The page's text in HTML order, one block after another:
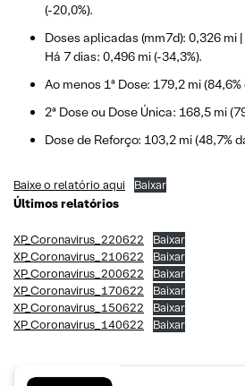
(-20,0%).
Doses aplicadas (mm7d): 0,326 mi
Há 7 dias: 0,496 mi (-34,3%).
Ao menos 1ª Dose: 179,2 mi
2ª Dose ou Dose Única: 168,5 mi
Dose de Reforço: 103,2 mi (48,7%
Baixe o relatório aqui Baixar
Últimos relatórios
XP_Coronavirus_220622
Baixar
XP_Coronavirus_210622
Baixar
XP_Coronavirus_200622
Baixar
XP_Coronavirus_170622
Baixar
XP_Coronavirus_150622
Baixar
XP_Coronavirus_140622
Baixar